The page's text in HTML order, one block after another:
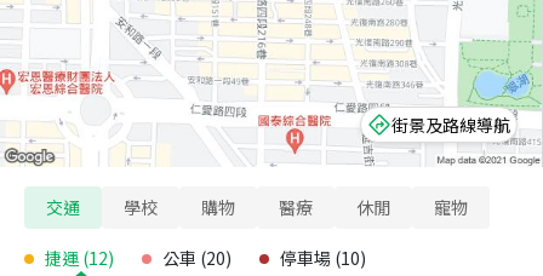
街景及路線導航
交通 學校 購物 醫療 休閒 寵物
捷運 (12) 公車 (20) 停車場 (10)